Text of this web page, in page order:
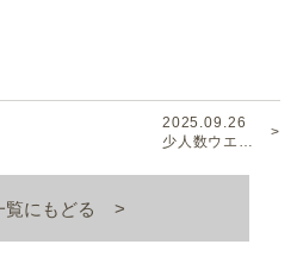
2025.09.26
少人数ウエ…
覧にもどる